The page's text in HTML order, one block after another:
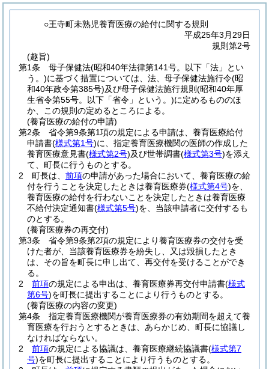
○王寺町未熟児養育医療の給付に関する規則
平成25年3月29日
規則第2号
(趣旨)
第1条
母子保健法(昭和40年法律第141号。以下「法」とい
う。)に基づく措置については、法、母子保健法施行令(昭
和40年政令第385号)及び母子保健法施行規則 (昭和40年厚
生省令第55号。以下「省令」という。)に定めるもののほ
か、この規則の定めるところによる。
(養育医療の給付の申請)
第2条
省令第9条第1項の規定による申請は、養育医療給付
申請書(様式第1号)に、指定養育医療機関の医師の作成した
養育医療意見書(様式第2号)及び世帯調書(様式第3号)を添え
て、町長に行うものとする。
2
町長は、 前項の申請があった場合において、養育医療の給
付を行うことを決定したときは養育医療券(様式第4号)を、
養育医療の給付を行わないことを決定したときは養育医療
不給付決定通知書(様式第5号)を、当該申請者に交付するも
のとする。
(養育医療券の再交付)
第3条
省令第9条第2項の規定により養育医療券の交付を受
けた者が、当該養育医療券を紛失し、又は毀損したとき
は、その旨を町長に申し出て、再交付を受けることができ
る。
2
前項の規定による申出は、養育医療券再交付申請書(様式
第6号)を町長に提出することにより行うものとする。
(養育医療の内容の変更)
第4条
指定養育医療機関が養育医療券の有効期間を超えて養
育医療を行おうとするときは、あらかじめ、町長に協議し
なければならない。
2
前項の規定による協議は、養育医療継続協議書(様式第7
号)を町長に提出することにより行うものとする。